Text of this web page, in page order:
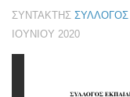
ΣΥΝΤΆΚΤΗΣ
ΙΟΥΝΊΟΥ 2020